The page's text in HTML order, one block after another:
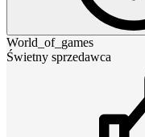
World_of_games
Świetny sprzedawca